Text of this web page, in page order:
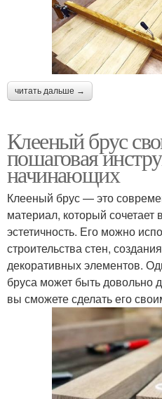
читать дальше →
Клееный брус
пошаговая
начинающих
Клееный брус — это
материал, который сочетает
эстетичность. Его можно
строительства стен,
декоративных элементов.
бруса может быть довольно
вы сможете сделать его